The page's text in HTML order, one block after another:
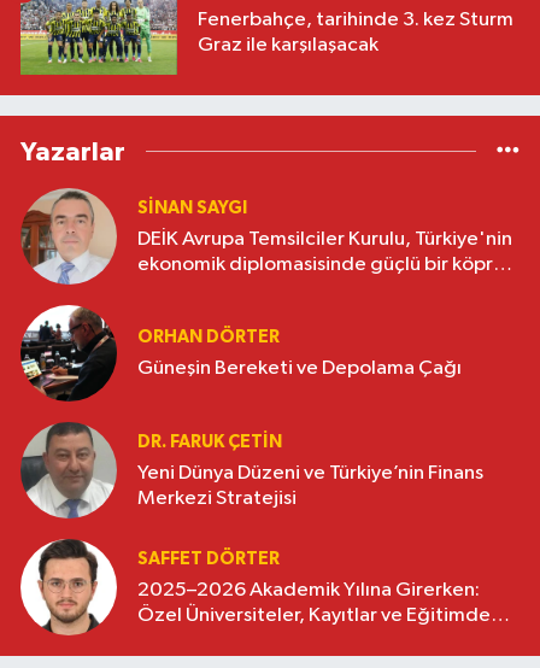
Fenerbahçe, tarihinde 3. kez Sturm
Graz ile karşılaşacak
Yazarlar
SINAN SAYGI
DEİK Avrupa Temsilciler Kurulu, Türkiye'nin
ekonomik diplomasisinde güçlü bir köprü
ORHAN DÖRTER
Güneşin Bereketi ve Depolama Çağı
DR. FARUK ÇETİN
Yeni Dünya Düzeni ve Türkiye’nin Finans
Merkezi Stratejisi
SAFFET DÖRTER
2025–2026 Akademik Yılına Girerken:
Özel Üniversiteler, Kayıtlar ve Eğitimde